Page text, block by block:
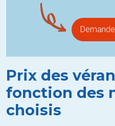
Prix des
fonction des
choisis